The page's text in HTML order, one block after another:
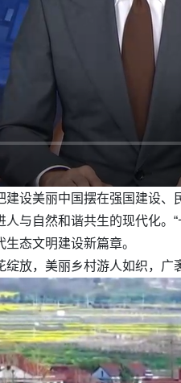
设美丽中国摆在强国建设
与自然和谐共生的现代化
态文明建设新篇章。
放，美丽乡村游人如织，广